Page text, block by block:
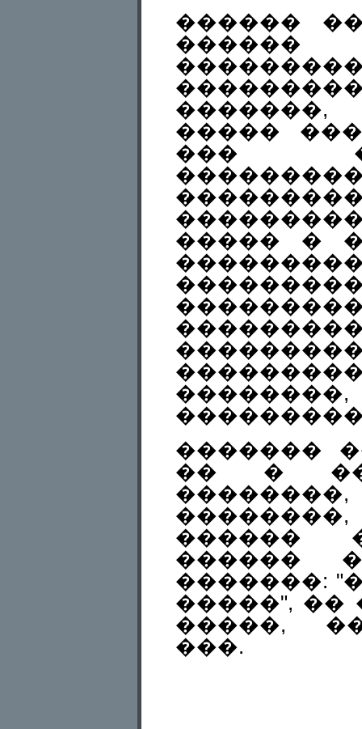
������
�����
���
����� �
�������
�� �
������
������
�������:
�����", ��
�����,
���.